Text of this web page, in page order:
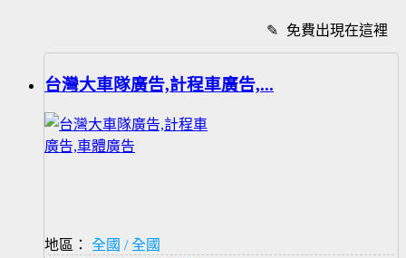
✎ 免費出現在這裡
台灣大車隊廣告,計程車廣告,...
地區：
全國 / 全國